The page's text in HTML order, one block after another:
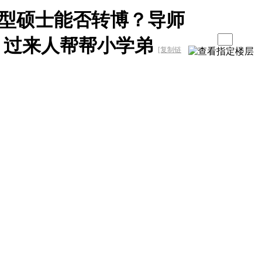
硕士能否转博？导师
来人帮帮小学弟
[复制链